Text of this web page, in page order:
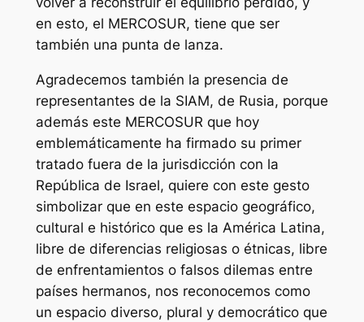
en esto, el MERCOSUR, tiene que ser
también una punta de lanza.
Agradecemos también la presencia de
representantes de la SIAM, de Rusia, porque
además este MERCOSUR que hoy
emblemáticamente ha firmado su primer
tratado fuera de la jurisdicción con la
República de Israel, quiere con este gesto
simbolizar que en este espacio geográfico,
cultural e histórico que es la América Latina,
libre de diferencias religiosas o étnicas, libre
de enfrentamientos o falsos dilemas entre
países hermanos, nos reconocemos como
un espacio diverso, plural y democrático que